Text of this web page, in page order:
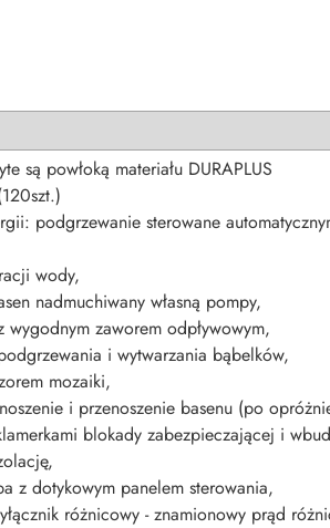
są powłoką materiału DURAPLUS
podgrzewanie sterowane
wody,
nadmuchiwany własną pompy,
zaworem odpływowym,
i wytwarzania bąbelków,
mozaiki,
i przenoszenie basenu (po
blokady zabezpieczającej i
z dotykowym panelem sterowania,
różnicowy - znamionowy prąd